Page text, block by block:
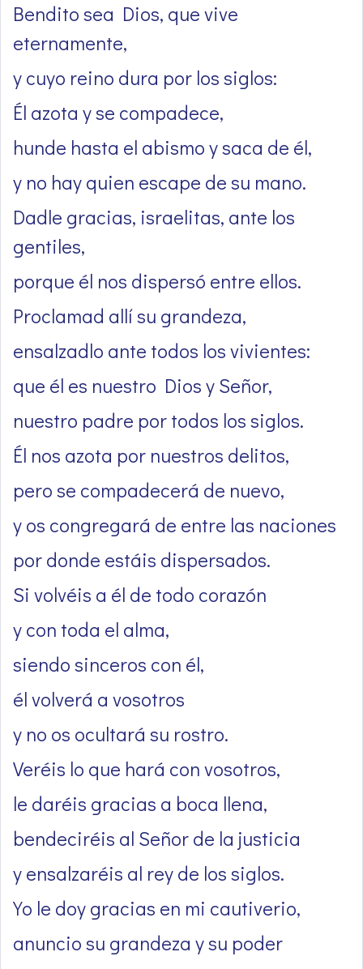
Bendito sea Dios, que vive
eternamente,
y cuyo reino dura por los siglos:
Él azota y se compadece,
hunde hasta el abismo y saca de él,
y no hay quien escape de su mano.
Dadle gracias, israelitas, ante los
gentiles,
porque él nos dispersó entre ellos.
Proclamad allí su grandeza,
ensalzadlo ante todos los vivientes:
que él es nuestro Dios y Señor,
nuestro padre por todos los siglos.
Él nos azota por nuestros delitos,
pero se compadecerá de nuevo,
y os congregará de entre las naciones
por donde estáis dispersados.
Si volvéis a él de todo corazón
y con toda el alma,
siendo sinceros con él,
él volverá a vosotros
y no os ocultará su rostro.
Veréis lo que hará con vosotros,
le daréis gracias a boca llena,
bendeciréis al Señor de la justicia
y ensalzaréis al rey de los siglos.
Yo le doy gracias en mi cautiverio,
anuncio su grandeza y su poder